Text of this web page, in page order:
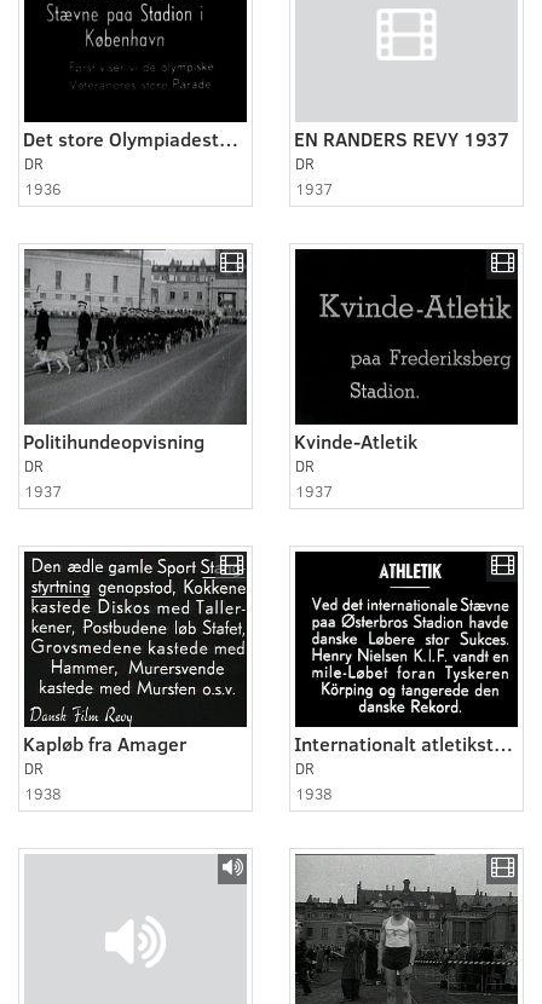
Det store Olympiadestævne
DR
1936
EN RANDERS REVY 1937
DR
1937
Politihundeopvisning
DR
1937
Kvinde-Atletik
DR
1937
Kapløb fra Amager
DR
1938
Internationalt atletikstævne
DR
1938